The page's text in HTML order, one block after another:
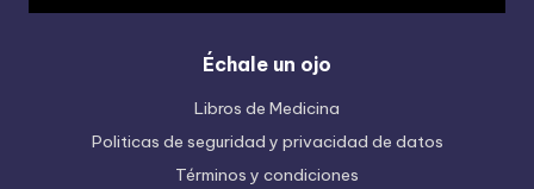
Échale un ojo
Libros de Medicina
Politicas de seguridad y privacidad de datos
Términos y condiciones